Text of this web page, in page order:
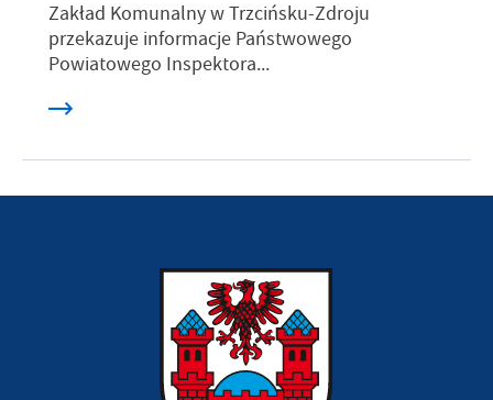
Zakład Komunalny w Trzcińsku-Zdroju
przekazuje informacje Państwowego
Powiatowego Inspektora...